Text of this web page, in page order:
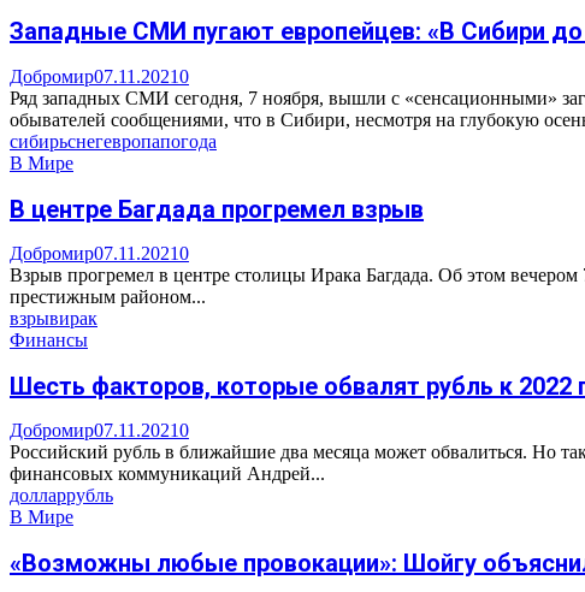
Западные СМИ пугают европейцев: «В Сибири до
Добромир07.11.20210
Ряд западных СМИ сегодня, 7 ноября, вышли с «сенсационными»
обывателей сообщениями, что в Сибири, несмотря на глубокую
сибирьснегевропапогода
В Мире
В центре Багдада прогремел взрыв
Добромир07.11.20210
Взрыв прогремел в центре столицы Ирака Багдада. Об этом
престижным районом...
взрывирак
Финансы
Шесть факторов, которые обвалят рубль к 2022
Добромир07.11.20210
Российский рубль в ближайшие два месяца может обвалиться. Но
финансовых коммуникаций Андрей...
долларрубль
В Мире
«Возможны любые провокации»: Шойгу